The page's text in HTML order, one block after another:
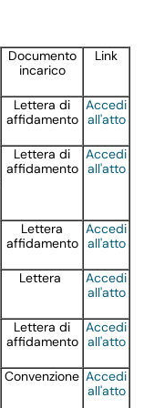
Documento
incarico
Link
Lettera di
affidamento
Accedi
all'atto
Lettera di
affidamento
Accedi
all'atto
Lettera
affidamento
Accedi
all'atto
Lettera
Accedi
all'atto
Lettera di
affidamento
Accedi
all'atto
Convenzione Accedi
all'atto